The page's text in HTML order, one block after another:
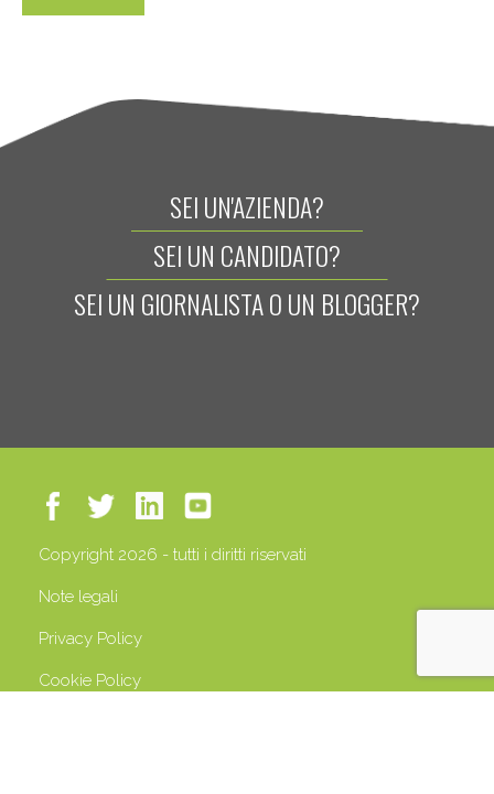
SEI UN'AZIENDA?
SEI UN CANDIDATO?
SEI UN GIORNALISTA O UN BLOGGER?
Copyright 2026 - tutti i diritti riservati
Note legali
Privacy Policy
Cookie Policy